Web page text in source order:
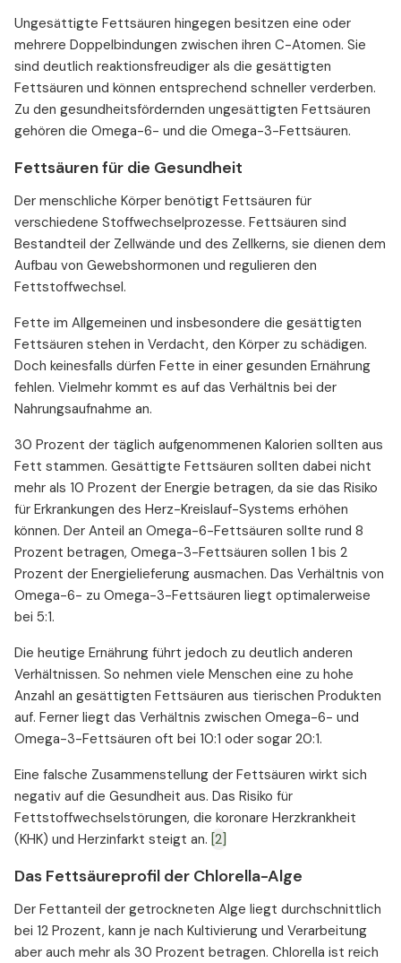
Ungesättigte Fettsäuren hingegen besitzen eine oder
mehrere Doppelbindungen zwischen ihren C-Atomen. Sie
sind deutlich reaktionsfreudiger als die gesättigten
Fettsäuren und können entsprechend schneller verderben.
Zu den gesundheitsfördernden ungesättigten Fettsäuren
gehören die Omega-6- und die Omega-3-Fettsäuren.
Fettsäuren für die Gesundheit
Der menschliche Körper benötigt Fettsäuren für
verschiedene Stoffwechselprozesse. Fettsäuren sind
Bestandteil der Zellwände und des Zellkerns, sie dienen dem
Aufbau von Gewebshormonen und regulieren den
Fettstoffwechsel.
Fette im Allgemeinen und insbesondere die gesättigten
Fettsäuren stehen in Verdacht, den Körper zu schädigen.
Doch keinesfalls dürfen Fette in einer gesunden Ernährung
fehlen. Vielmehr kommt es auf das Verhältnis bei der
Nahrungsaufnahme an.
30 Prozent der täglich aufgenommenen Kalorien sollten aus
Fett stammen. Gesättigte Fettsäuren sollten dabei nicht
mehr als 10 Prozent der Energie betragen, da sie das Risiko
für Erkrankungen des Herz-Kreislauf-Systems erhöhen
können. Der Anteil an Omega-6-Fettsäuren sollte rund 8
Prozent betragen, Omega-3-Fettsäuren sollen 1 bis 2
Prozent der Energielieferung ausmachen. Das Verhältnis von
Omega-6- zu Omega-3-Fettsäuren liegt optimalerweise
bei 5:1.
Die heutige Ernährung führt jedoch zu deutlich anderen
Verhältnissen. So nehmen viele Menschen eine zu hohe
Anzahl an gesättigten Fettsäuren aus tierischen Produkten
auf. Ferner liegt das Verhältnis zwischen Omega-6- und
Omega-3-Fettsäuren oft bei 10:1 oder sogar 20:1.
Eine falsche Zusammenstellung der Fettsäuren wirkt sich
negativ auf die Gesundheit aus. Das Risiko für
Fettstoffwechselstörungen, die koronare Herzkrankheit
(KHK) und Herzinfarkt steigt an. [2]
Das Fettsäureprofil der Chlorella-Alge
Der Fettanteil der getrockneten Alge liegt durchschnittlich
bei 12 Prozent, kann je nach Kultivierung und Verarbeitung
aber auch mehr als 30 Prozent betragen. Chlorella ist reich